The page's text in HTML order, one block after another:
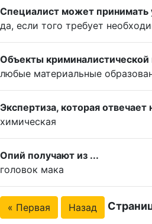
Специалист может принимать
да, если того требует
Объекты
любые материальные
Экспертиза, которая
химическая
Опий получают из ...
головок мака
« Первая Назад